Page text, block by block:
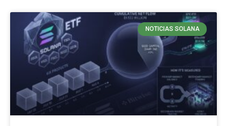
NOTICIAS SOLANA